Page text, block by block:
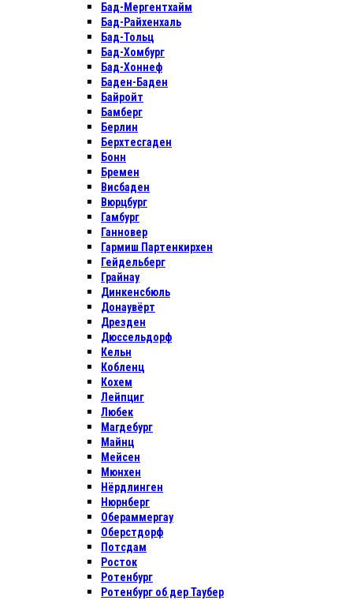
Бад-Мергентхайм
Бад-Райхенхаль
Бад-Тольц
Бад-Хомбург
Бад-Хоннеф
Баден-Баден
Байройт
Бамберг
Берлин
Берхтесгаден
Бонн
Бремен
Висбаден
Вюрцбург
Гамбург
Ганновер
Гармиш Партенкирхен
Гейдельберг
Грайнау
Динкенсбюль
Донаувёрт
Дрезден
Дюссельдорф
Кельн
Кобленц
Кохем
Лейпциг
Любек
Магдебург
Майнц
Мейсен
Мюнхен
Нёрдлинген
Нюрнберг
Обераммергау
Оберстдорф
Потсдам
Росток
Ротенбург
Ротенбург об дер Таубер